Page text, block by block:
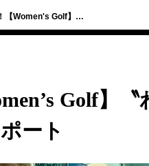
【Women's Golf】…
Golf】〝
ート